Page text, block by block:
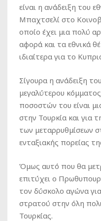
είναι η ανάδειξη του
Μπαχτσελί στο
οποίο έχει μια πολύ
αφορά και τα εθνικά
ιδιαίτερα για το
Σίγουρα η ανάδειξη
μεγαλύτερου
ποσοστών του είναι
στην Τουρκία και για
των μεταρρυθμίσεων
ενταξιακής πορείας
Όμως αυτό που θα
επιτύχει ο
τον δύσκολο αγώνα
στρατού στην όλη
Τουρκίας.